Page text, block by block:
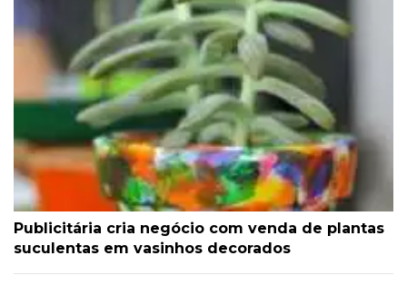
Publicitária cria negócio com venda de plantas
suculentas em vasinhos decorados